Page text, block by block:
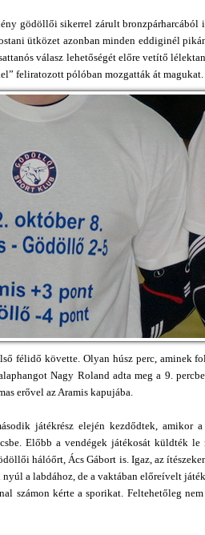
gödöllői sikerrel zárult
ütközet azonban minden eddiginél
válasz lehetőségét előre vetítő
feliratozott pólóban mozgatták át magukat.
félidő követte. Olyan húsz perc, aminek
Nagy Roland adta meg a 9.
erővel az Aramis kapujába.
játékrész elején kezdődtek,
Előbb a vendégek játékosát küldték
hálóőrt, Ács Gábort is. Igaz, az
a labdához, de a vaktában előreívelt
számon kérte a sporikat. Feltehetőleg